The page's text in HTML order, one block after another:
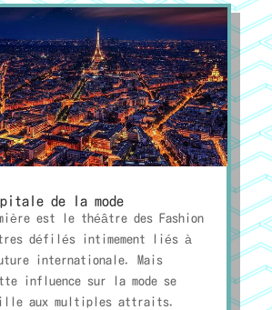
de la mode
est le théâtre des Fashion
défilés intimement liés à
internationale. Mais
influence sur la mode se
aux multiples attraits.